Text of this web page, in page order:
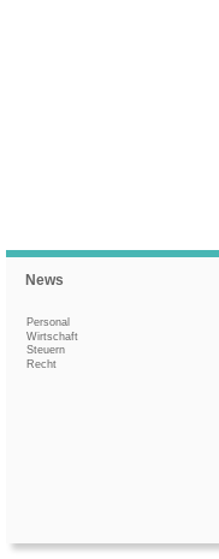
News
Personal
Wirtschaft
Steuern
Recht